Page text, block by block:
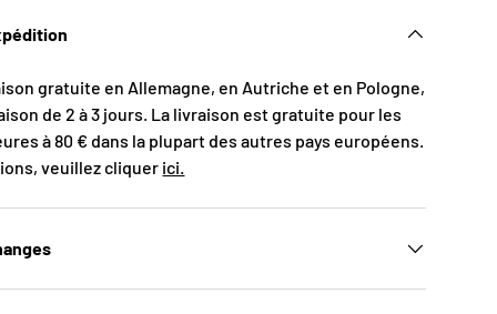
gratuite en Allemagne, en Autriche et en Pologne,
de 2 à 3 jours. La livraison est gratuite pour les
à 80 € dans la plupart des autres pays européens.
veuillez cliquer ici.